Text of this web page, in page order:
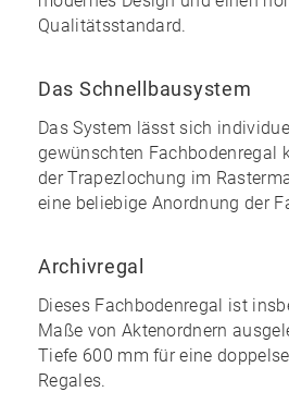
Qualitätsstandard.
Das Schnellbausystem
Das System lässt sich
gewünschten Fachbodenregal
der Trapezlochung im
eine beliebige Anordnung der
Archivregal
Dieses Fachbodenregal ist
Maße von Aktenordnern
Tiefe 600 mm für eine
Regales.